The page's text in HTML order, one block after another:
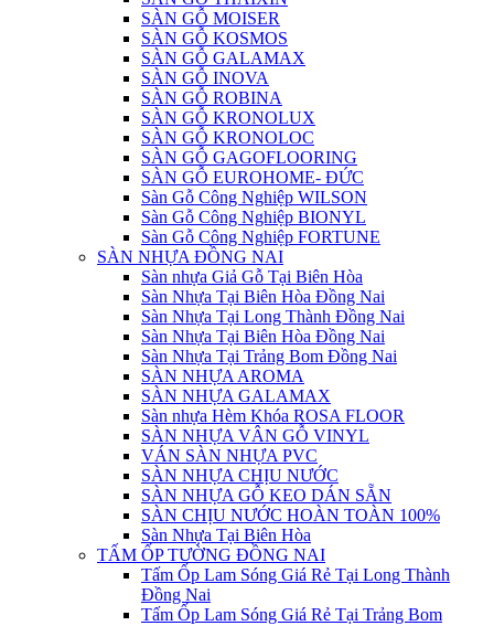
SÀN GỖ MOISER
SÀN GỖ KOSMOS
SÀN GỖ GALAMAX
SÀN GỖ INOVA
SÀN GỖ ROBINA
SÀN GỖ KRONOLUX
SÀN GỖ KRONOLOC
SÀN GỖ GAGOFLOORING
SÀN GỖ EUROHOME- ĐỨC
Sàn Gỗ Công Nghiệp WILSON
Sàn Gỗ Công Nghiệp BIONYL
Sàn Gỗ Công Nghiệp FORTUNE
SÀN NHỰA ĐỒNG NAI
Sàn nhựa Giả Gỗ Tại Biên Hòa
Sàn Nhựa Tại Biên Hòa Đồng Nai
Sàn Nhựa Tại Long Thành Đồng Nai
Sàn Nhựa Tại Biên Hòa Đồng Nai
Sàn Nhựa Tại Trảng Bom Đồng Nai
SÀN NHỰA AROMA
SÀN NHỰA GALAMAX
Sàn nhựa Hèm Khóa ROSA FLOOR
SÀN NHỰA VÂN GỖ VINYL
VÁN SÀN NHỰA PVC
SÀN NHỰA CHỊU NƯỚC
SÀN NHỰA GỖ KEO DÁN SẴN
SÀN CHỊU NƯỚC HOÀN TOÀN 100%
Sàn Nhựa Tại Biên Hòa
TẤM ỐP TƯỜNG ĐỒNG NAI
Tấm Ốp Lam Sóng Giá Rẻ Tại Long Thành
Đồng Nai
Tấm Ốp Lam Sóng Giá Rẻ Tại Trảng Bom